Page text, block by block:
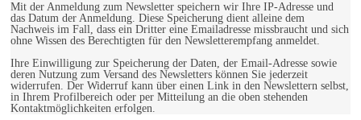
Mit der Anmeldung zum Newsletter speichern wir Ihre IP-Adresse und
das Datum der Anmeldung. Diese Speicherung dient alleine dem
Nachweis im Fall, dass ein Dritter eine Emailadresse missbraucht und sich
ohne Wissen des Berechtigten für den Newsletterempfang anmeldet.
Ihre Einwilligung zur Speicherung der Daten, der Email-Adresse sowie
deren Nutzung zum Versand des Newsletters können Sie jederzeit
widerrufen. Der Widerruf kann über einen Link in den Newslettern selbst,
in Ihrem Profilbereich oder per Mitteilung an die oben stehenden
Kontaktmöglichkeiten erfolgen.